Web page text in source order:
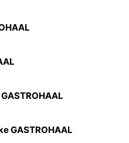
GASTROHAAL